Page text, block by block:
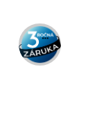
3 roky
záruka